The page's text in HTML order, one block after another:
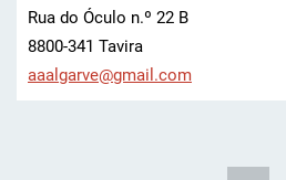
Rua do Óculo n.º 22 B
8800-341 Tavira
aaalgarve@gmail.com